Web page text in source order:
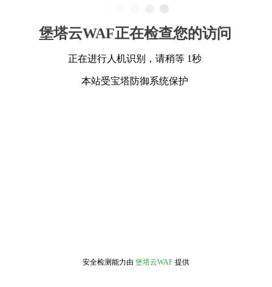
堡塔云WAF正在检查您的访问
正在进行人机识别，请稍等 1秒
本站受宝塔防御系统保护
安全检测能力由 堡塔云WAF 提供